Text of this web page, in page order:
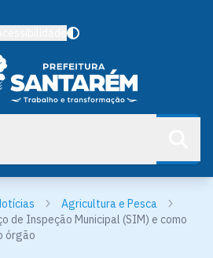
Agricultura e Pesca
de Inspeção Municipal (SIM) e como
órgão